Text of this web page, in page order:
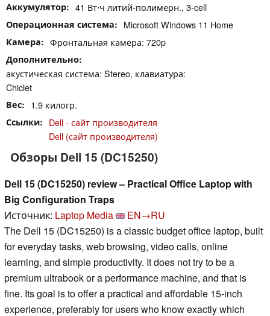
Аккумулятор 41 Вт⋅ч литий-полимерн., 3-cell
Операционная система Microsoft Windows 11 Home
Камера Фронтальная камера: 720p
Дополнительно
акустическая система: Stereo, клавиатура:
Chiclet
Вес 1.9 килогр.
Ссылки
Dell - сайт производителя
Dell (сайт производителя)
Обзоры Dell 15 (DC15250)
Dell 15 (DC15250) review – Practical Office Laptop with
Big Configuration Traps
Источник: Laptop Media
EN→RU
The Dell 15 (DC15250) is a classic budget office laptop, built
for everyday tasks, web browsing, video calls, online
learning, and simple productivity. It does not try to be a
premium ultrabook or a performance machine, and that is
fine. Its goal is to offer a practical and affordable 15-inch
experience, preferably for users who know exactly which